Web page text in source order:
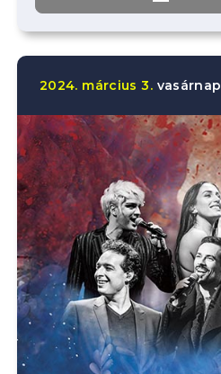
2024. március 3. vasárnap